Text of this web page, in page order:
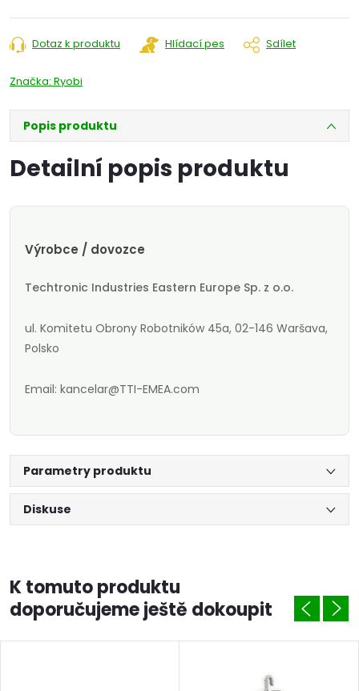
Dotaz k produktu Hlídací pes Sdílet
Značka: Ryobi
Popis produktu
Detailní popis produktu
Výrobce / dovozce
Techtronic Industries Eastern Europe Sp. z o.o.
ul. Komitetu Obrony Robotników 45a, 02-146 Waršava,
Polsko
Email: kancelar@TTI-EMEA.com
Parametry produktu
Diskuse
K tomuto produktu
doporučujeme ještě dokoupit